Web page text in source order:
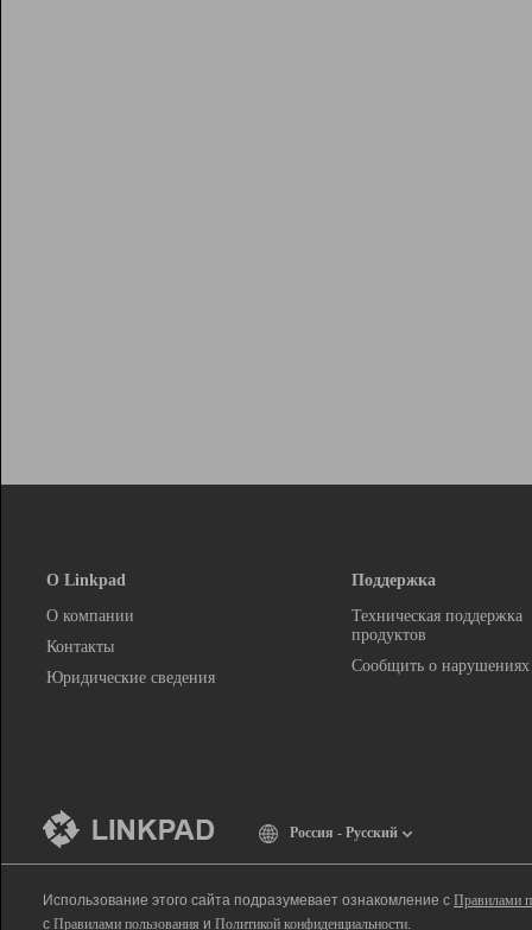
О Linkpad
О компании
Контакты
Юридические сведения
Поддержка
Техническая поддержка
продуктов
Сообщить о нарушениях
Россия - Русский
Использование этого сайта подразумевает ознакомление с Правилами
с Правилами пользования и Политикой конфиденциальности.